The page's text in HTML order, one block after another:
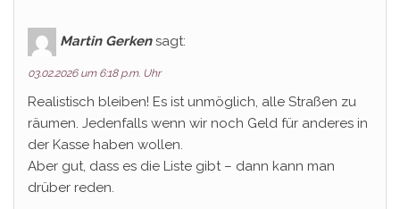
Martin Gerken sagt:
03.02.2026 um 6:18 p.m. Uhr
Realistisch bleiben! Es ist unmöglich, alle Straßen zu
räumen. Jedenfalls wenn wir noch Geld für anderes in
der Kasse haben wollen.
Aber gut, dass es die Liste gibt – dann kann man
drüber reden.